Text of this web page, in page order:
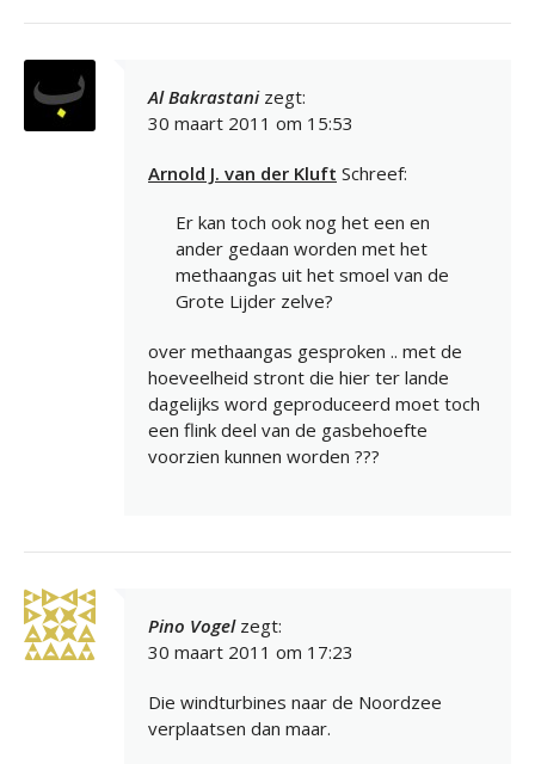
Al Bakrastani zegt:
30 maart 2011 om 15:53
Arnold J. van der Kluft Schreef:
Er kan toch ook nog het een en
ander gedaan worden met het
methaangas uit het smoel van de
Grote Lijder zelve?
over methaangas gesproken .. met de
hoeveelheid stront die hier ter lande
dagelijks word geproduceerd moet toch
een flink deel van de gasbehoefte
voorzien kunnen worden ???
Pino Vogel zegt:
30 maart 2011 om 17:23
Die windturbines naar de Noordzee
verplaatsen dan maar.